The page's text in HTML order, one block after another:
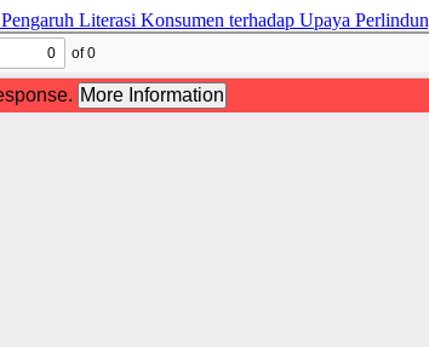
Pengaruh Literasi Konsumen terhadap Upaya